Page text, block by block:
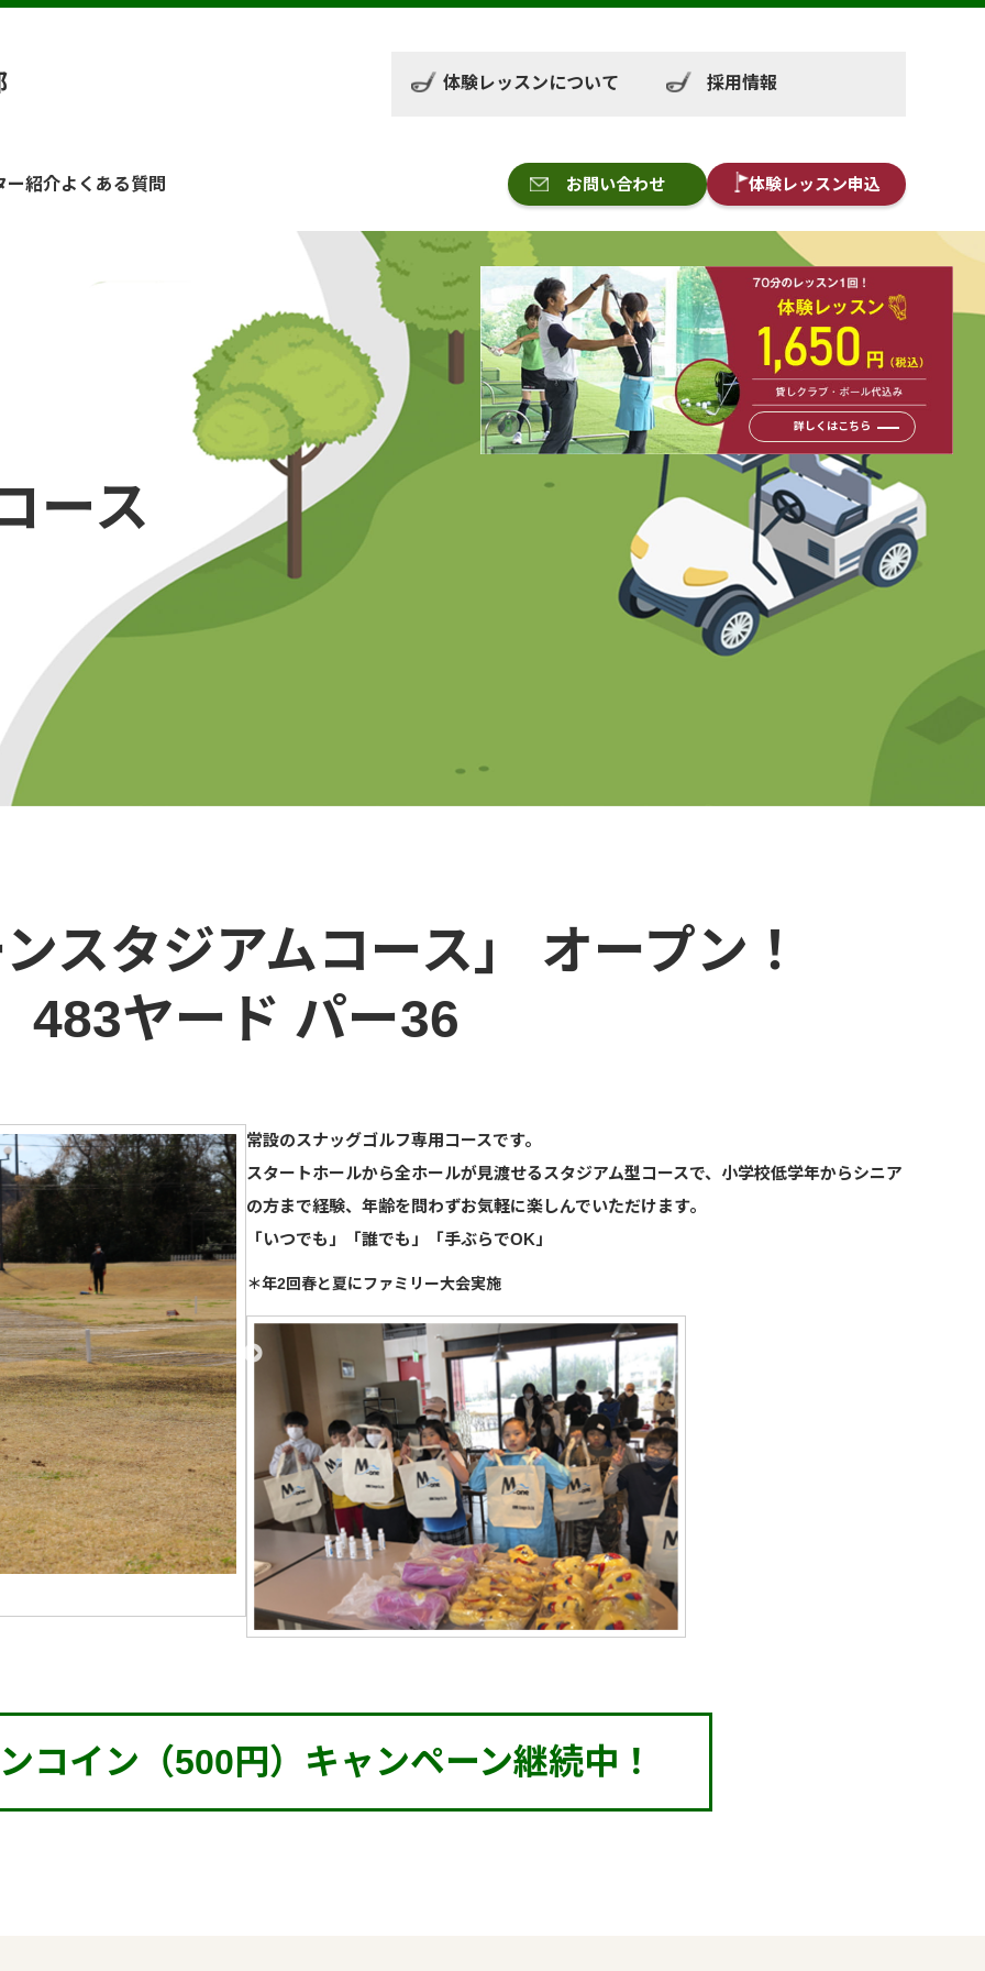
体験レッスンについて 採用情報
ー紹介よくある質問 お問い合わせ 体験レッスン申込
詳しくはこちら
ース
スタジアムコース」
オープン！
483ヤード パー36
常設のスナッグゴルフ専⽤コースです。
スタートホールから全ホールが⾒渡せるスタジアム型コースで、⼩学校低学年からシニア
の⽅まで経験、年齢を問わずお気軽に楽しんでいただけます。
「いつでも」「誰でも」「⼿ぶらでOK」
＊年2回春と夏にファミリー⼤会実施
コイン（500円）キャンペーン継続中！